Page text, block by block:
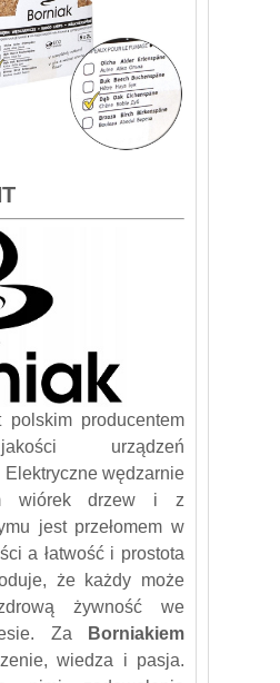
polskim producentem
urządzeń
wędzarnie
wiórek drzew i z
jest przełomem w
a łatwość i prostota
że każdy może
żywność we
Za
Borniakiem
wiedza i pasja.